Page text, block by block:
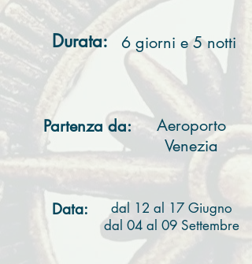
Durata: 6 giorni e 5 notti
Aeroporto
Venezia
Partenza da:
Data:
dal 12 al 17 Giugno
dal 04 al 09 Settembre